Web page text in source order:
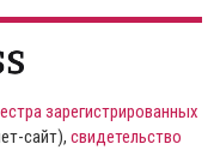
зарегистрированных
сайт), свидетельство